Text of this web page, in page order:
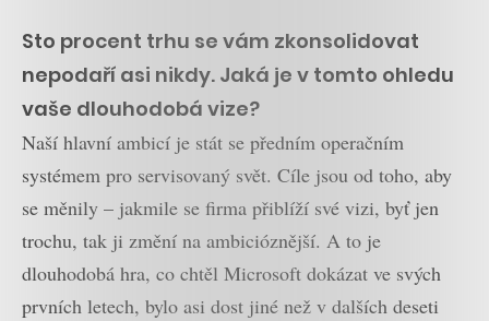
Sto procent trhu se vám zkonsolidovat
nepodaří asi nikdy. Jaká je v tomto ohledu
vaše dlouhodobá vize?
Naší hlavní ambicí je stát se předním operačním
systémem pro servisovaný svět. Cíle jsou od toho, aby
se měnily – jakmile se firma přiblíží své vizi, byť jen
trochu, tak ji změní na ambicióznější. A to je
dlouhodobá hra, co chtěl Microsoft dokázat ve svých
prvních letech, bylo asi dost jiné než v dalších deseti